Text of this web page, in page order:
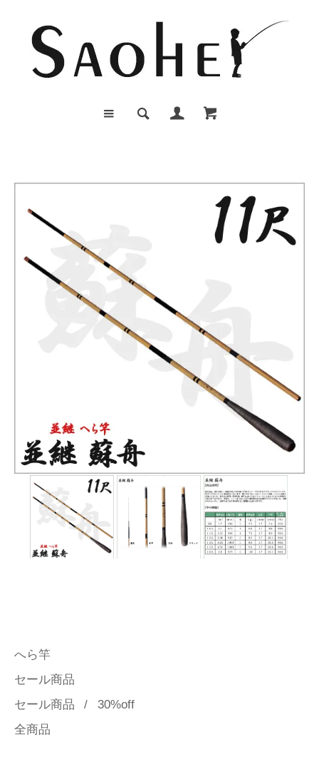
へら竿
セール商品
セール商品
/
30%off
全商品